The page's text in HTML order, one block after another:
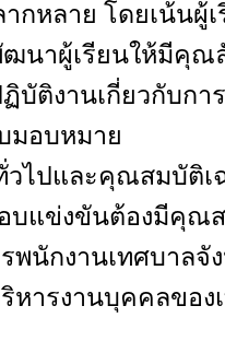
กหลาย โดยเน้น
ฒนาผู้เรียนให้มีคุ
บัติงานเกี่ยวกับก
มอบหมาย
ไปและคุณสมบัติเ
บแข่งขันต้องมีคุณ
นักงานเทศบาลจั
ริหารงานบุคคลขอ